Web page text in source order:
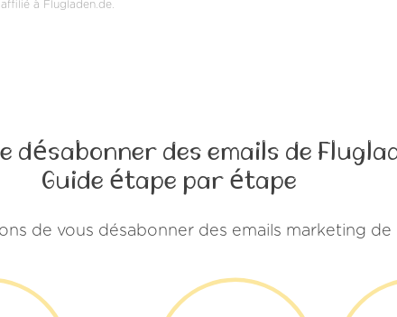
à Flugladen.de.
désabonner des emails de
Guide étape par étape
de vous désabonner des emails marketing de